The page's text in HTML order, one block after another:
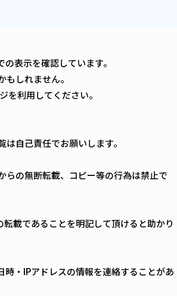
表示を確認しています。
しれません。
を利用してください。
自己責任でお願いします。
らの無断転載、コピー等の行為は禁止で
載であることを明記して頂けると助かり
・IPアドレスの情報を連絡することがあ